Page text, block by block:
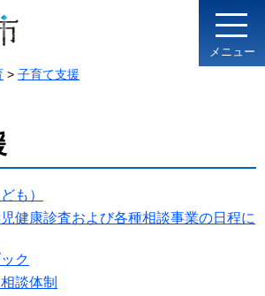
メニュー
> 子育て支援
も）
健康診査および各種相談事業の日程に
ク
談体制